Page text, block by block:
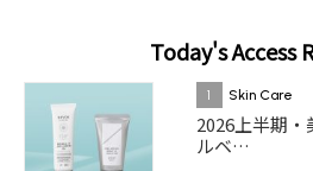
Today's Access
1 Skin Care
2026上半期・
ルベ…